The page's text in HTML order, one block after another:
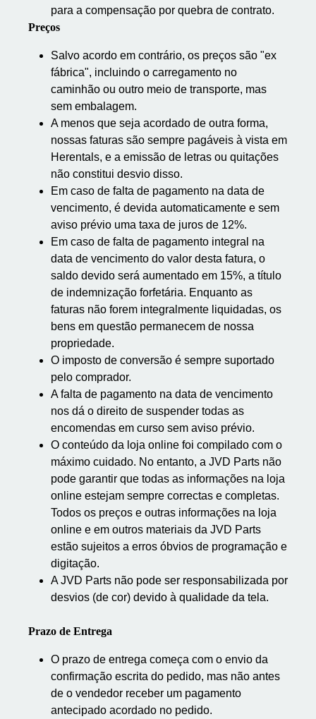
para a compensação por quebra de contrato.
Preços
Salvo acordo em contrário, os preços são "ex
fábrica", incluindo o carregamento no
caminhão ou outro meio de transporte, mas
sem embalagem.
A menos que seja acordado de outra forma,
nossas faturas são sempre pagáveis à vista em
Herentals, e a emissão de letras ou quitações
não constitui desvio disso.
Em caso de falta de pagamento na data de
vencimento, é devida automaticamente e sem
aviso prévio uma taxa de juros de 12%.
Em caso de falta de pagamento integral na
data de vencimento do valor desta fatura, o
saldo devido será aumentado em 15%, a título
de indemnização forfetária. Enquanto as
faturas não forem integralmente liquidadas, os
bens em questão permanecem de nossa
propriedade.
O imposto de conversão é sempre suportado
pelo comprador.
A falta de pagamento na data de vencimento
nos dá o direito de suspender todas as
encomendas em curso sem aviso prévio.
O conteúdo da loja online foi compilado com o
máximo cuidado. No entanto, a JVD Parts não
pode garantir que todas as informações na loja
online estejam sempre correctas e completas.
Todos os preços e outras informações na loja
online e em outros materiais da JVD Parts
estão sujeitos a erros óbvios de programação e
digitação.
A JVD Parts não pode ser responsabilizada por
desvios (de cor) devido à qualidade da tela.
Prazo de Entrega
O prazo de entrega começa com o envio da
confirmação escrita do pedido, mas não antes
de o vendedor receber um pagamento
antecipado acordado no pedido.